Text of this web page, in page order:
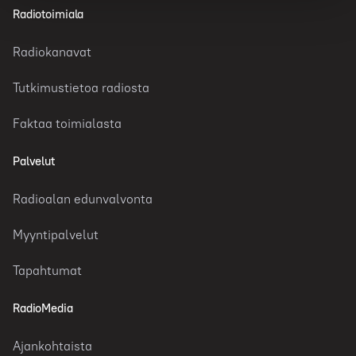
Radiotoimiala
Radiokanavat
Tutkimustietoa radiosta
Faktaa toimialasta
Palvelut
Radioalan edunvalvonta
Myyntipalvelut
Tapahtumat
RadioMedia
Ajankohtaista